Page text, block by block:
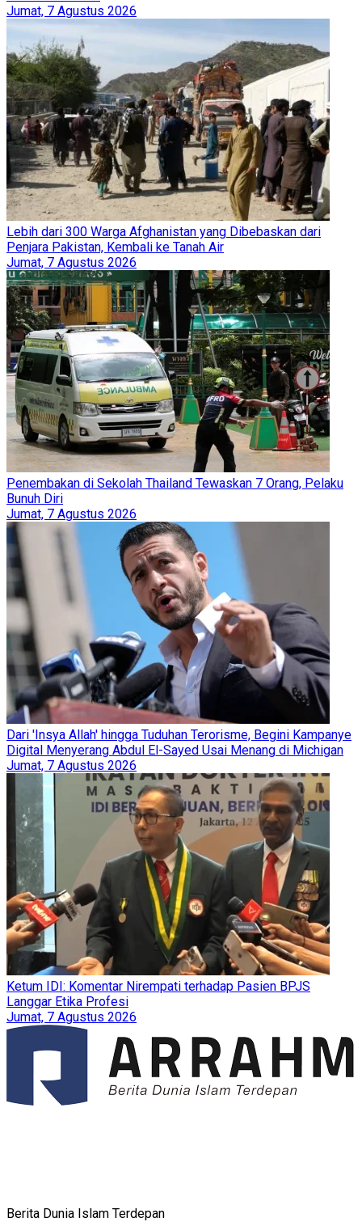
Jumat, 7 Agustus 2026
Lebih dari 300 Warga Afghanistan yang Dibebaskan dari
Penjara Pakistan, Kembali ke Tanah Air
Jumat, 7 Agustus 2026
Penembakan di Sekolah Thailand Tewaskan 7 Orang, Pelaku
Bunuh Diri
Jumat, 7 Agustus 2026
Dari 'Insya Allah' hingga Tuduhan Terorisme, Begini Kampanye
Digital Menyerang Abdul El-Sayed Usai Menang di Michigan
Jumat, 7 Agustus 2026
Ketum IDI: Komentar Nirempati terhadap Pasien BPJS
Langgar Etika Profesi
Jumat, 7 Agustus 2026
Berita Dunia Islam Terdepan